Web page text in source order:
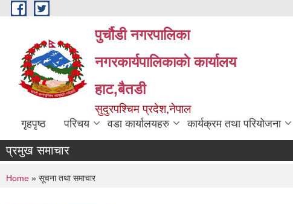
Skip to main content
पुर्चौडी नगरपालिका
नगरकार्यपालिकाकाे कार्यालय
हाट,बैतडी
सुदुरपश्चिम प्रदेश,नेपाल
गृहपृष्ठ परिचय वडा कार्यालयहरु कार्यक्रम तथा परियोजना
प्रमुख समाचार
You are here
Home » सूचना तथा समाचार